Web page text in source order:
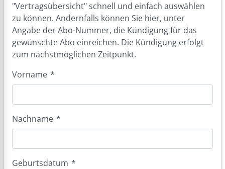
"Vertragsübersicht" schnell und einfach auswählen
zu können. Andernfalls können Sie hier, unter
Angabe der Abo-Nummer, die Kündigung für das
gewünschte Abo einreichen. Die Kündigung erfolgt
zum nächstmöglichen Zeitpunkt.
Vorname *
Nachname *
Geburtsdatum *